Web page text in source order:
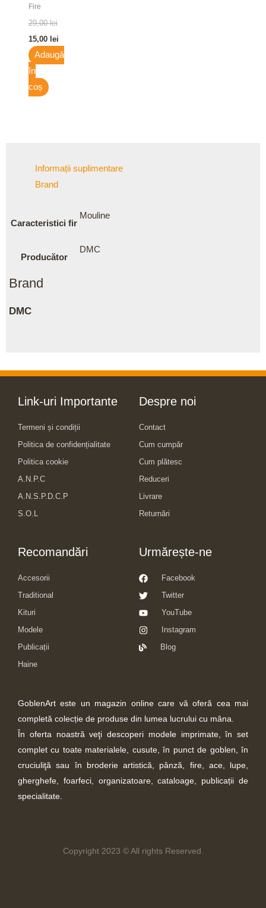
Fire
29,00lei
15,00 lei
Adaugă
în
coș
Informații suplimentare
Brand
Caracteristici fir
Mouline
Producător
DMC
Brand
DMC
Link-uri Importante
Termeni și condiții
Politica de confidențialitate
Politica cookie
A.N.P.C
A.N.S.P.D.C.P
S.O.L
Despre noi
Contact
Cum cumpăr
Cum plătesc
Reduceri
Livrare
Returnări
Recomandări
Accesorii
Traditional
Kituri
Modele
Publicații
Haine
Urmărește-ne
Facebook
Twitter
YouTube
Instagram
Blog
GoblenArt este un magazin online care vă oferă cea mai
completă colecție de produse din lumea lucrului cu mâna.
În oferta noastră veţi descoperi modele imprimate, în set
complet cu toate materialele, cusute, în punct de goblen, în
cruciuliţă sau în broderie artistică, pânză, fire, ace, lupe,
gherghefe, foarfeci, organizatoare, cataloage, publicații de
specialitate.
Copyright 2023 © All rights Reserved.